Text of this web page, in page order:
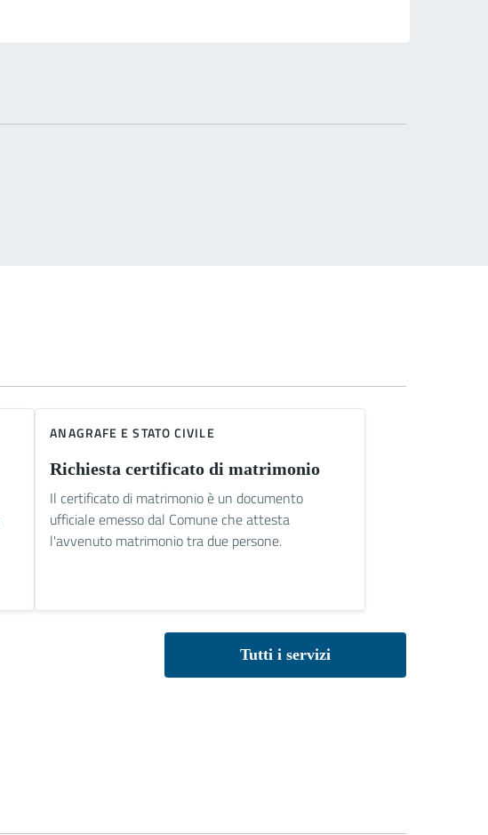
ANAGRAFE E STATO CIVILE
Richiesta certificato di matrimonio
Il certificato di matrimonio è un documento
ufficiale emesso dal Comune che attesta
l'avvenuto matrimonio tra due persone.
Tutti i servizi